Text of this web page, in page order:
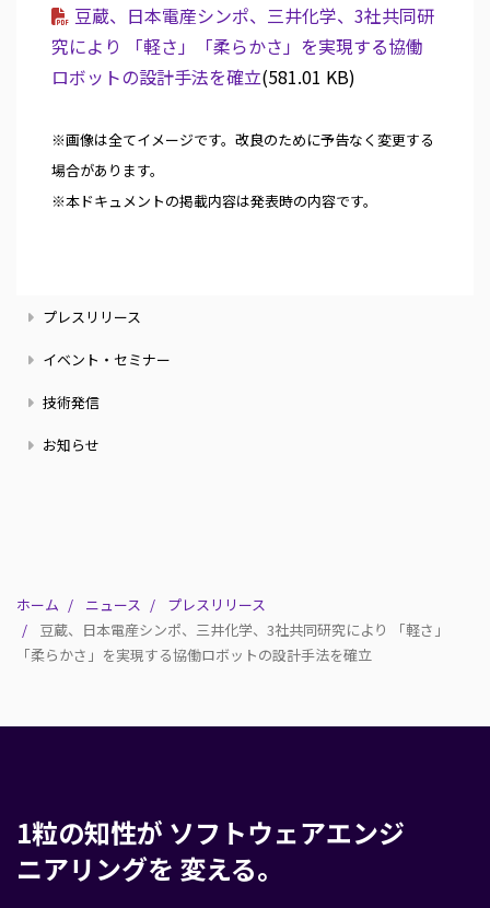
豆蔵、日本電産シンポ、三井化学、3社共同研
究により 「軽さ」「柔らかさ」を実現する協働
ロボットの設計手法を確立(581.01 KB)
※画像は全てイメージです。改良のために予告なく変更する
場合があります。
※本ドキュメントの掲載内容は発表時の内容です。
ニ
ー
ス
プレスリリース
イベント・セミナー
技術発信
お知らせ
ホーム ニュース
プレスリリース
豆蔵、日本電産シンポ、三井化学、3社共同研究により 「軽さ」
「柔らかさ」を実現する協働ロボットの設計手法を確立
1粒の知性が ソフトウェアエンジ
ニアリングを 変える。